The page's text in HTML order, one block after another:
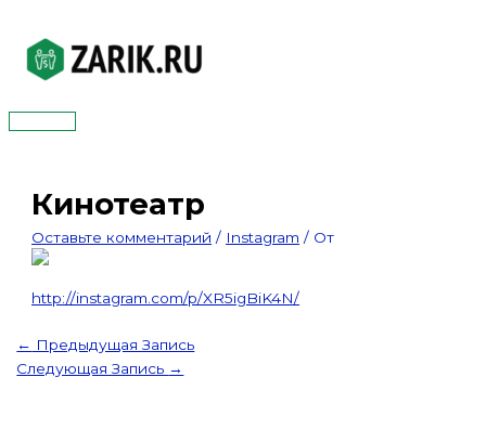
содержимому
Главное
Кинотеатр
Оставьте комментарий / Instagram / От
http://instagram.com/p/XR5igBiK4N/
← Предыдущая Запись
Следующая Запись →